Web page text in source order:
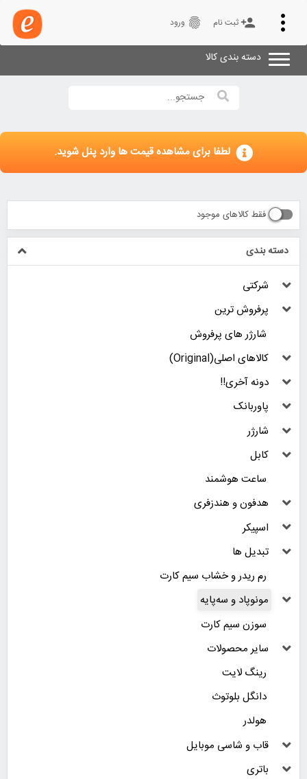
Toggle
navigation
person_add ثبت نام fingerprint ورود
دسته بندی کالا
لطفا برای مشاهده قیمت ها وارد پنل شوید.
فقط کالاهای موجود
دسته بندی
شرکتی
پرفروش ترین
شارژر های پرفروش
کالاهای اصلی(Original)
دونه آخری!!
پاوربانک
شارژر
کابل
ساعت هوشمند
هدفون و هندزفری
اسپیکر
تبدیل ها
رم ریدر و خشاب سیم کارت
مونوپاد و سه‌پایه
سوزن سیم کارت
سایر محصولات
رینگ لایت
دانگل بلوتوث
هولدر
قاب و شاسی موبایل
باتری